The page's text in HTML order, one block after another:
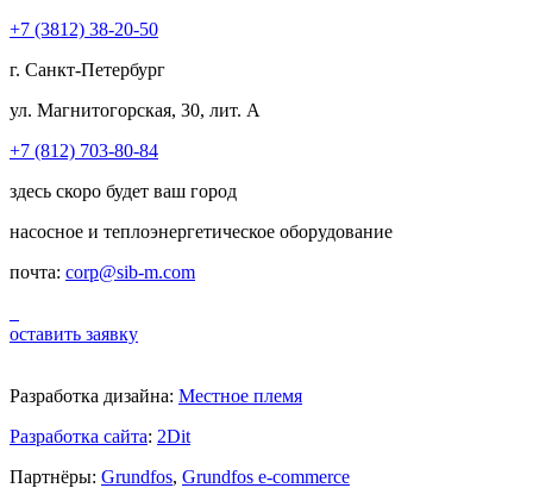
+7 (3812) 38-20-50
г. Санкт-Петербург
ул. Магнитогорская, 30, лит. А
+7 (812) 703-80-84
здесь скоро будет ваш город
насосное и теплоэнергетическое оборудование
почта: corp@sib-m.com
оставить заявку
Разработка дизайна: Местное племя
Разработка сайта: 2Dit
Партнёры: Grundfos, Grundfos e-commerce